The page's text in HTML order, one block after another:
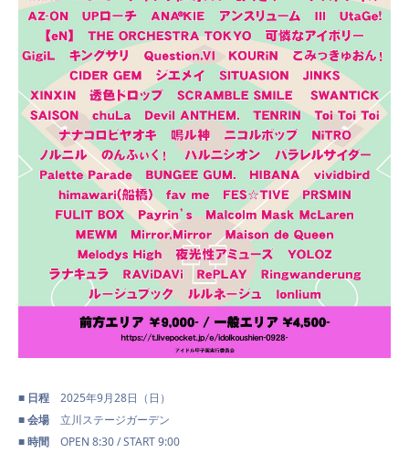
PROFILE
NEWS
SCHEDULE
VIDEO
■ 日程 2025年9月28日（日）
■ 会場 立川ステージガーデン
■ 時間 OPEN 8:30 / START 9:00